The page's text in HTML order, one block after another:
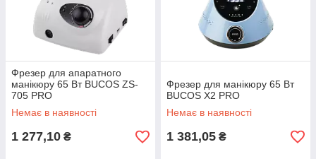
Фрезер для апаратного
манікюру 65 Вт BUCOS ZS-
705 PRO
Немає в наявності
1 277,10 ₴
Фрезер для манікюру 65 Вт
BUCOS X2 PRO
Немає в наявності
1 381,05 ₴